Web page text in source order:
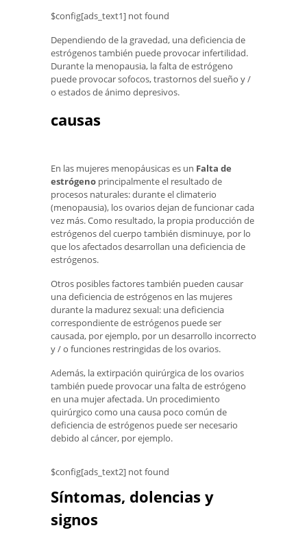
$config[ads_text1] not found
Dependiendo de la gravedad, una deficiencia de
estrógenos también puede provocar infertilidad.
Durante la menopausia, la falta de estrógeno
puede provocar sofocos, trastornos del sueño y /
o estados de ánimo depresivos.
causas
En las mujeres menopáusicas es un Falta de
estrógeno principalmente el resultado de
procesos naturales: durante el climaterio
(menopausia), los ovarios dejan de funcionar cada
vez más. Como resultado, la propia producción de
estrógenos del cuerpo también disminuye, por lo
que los afectados desarrollan una deficiencia de
estrógenos.
Otros posibles factores también pueden causar
una deficiencia de estrógenos en las mujeres
durante la madurez sexual: una deficiencia
correspondiente de estrógenos puede ser
causada, por ejemplo, por un desarrollo incorrecto
y / o funciones restringidas de los ovarios.
Además, la extirpación quirúrgica de los ovarios
también puede provocar una falta de estrógeno
en una mujer afectada. Un procedimiento
quirúrgico como una causa poco común de
deficiencia de estrógenos puede ser necesario
debido al cáncer, por ejemplo.
$config[ads_text2] not found
Síntomas, dolencias y
signos